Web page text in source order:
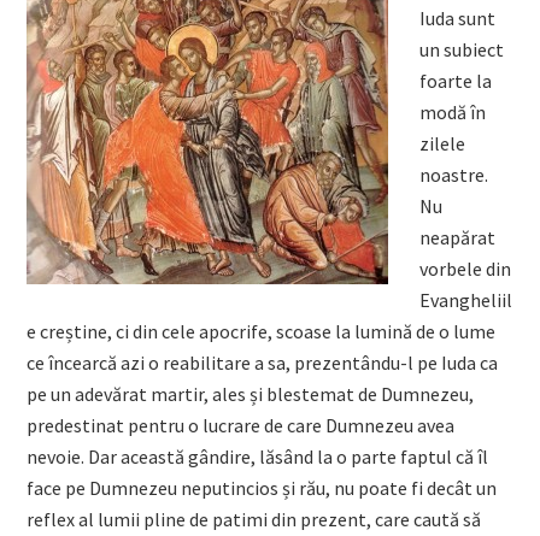
Iuda sunt
un subiect
foarte la
modă în
zilele
noastre.
Nu
neapărat
vorbele din
Evangheliil
e creștine, ci din cele apocrife, scoase la lumină de o lume
ce încearcă azi o reabilitare a sa, prezentându-l pe Iuda ca
pe un adevărat martir, ales și blestemat de Dumnezeu,
predestinat pentru o lucrare de care Dumnezeu avea
nevoie. Dar această gândire, lăsând la o parte faptul că îl
face pe Dumnezeu neputincios și rău, nu poate fi decât un
reflex al lumii pline de patimi din prezent, care caută să